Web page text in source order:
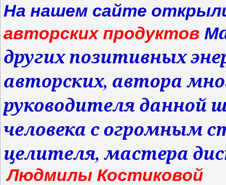
На нашем сайте
авторских продуктов М
других позитивных
авторских, автора
руководителя данной
человека с огромным
целителя, мастера
Людмилы Костиковой